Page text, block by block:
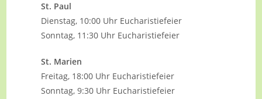
St. Paul
Dienstag, 10:00 Uhr Eucharistiefeier
Sonntag, 11:30 Uhr Eucharistiefeier
St. Marien
Freitag, 18:00 Uhr Eucharistiefeier
Sonntag, 9:30 Uhr Eucharistiefeier